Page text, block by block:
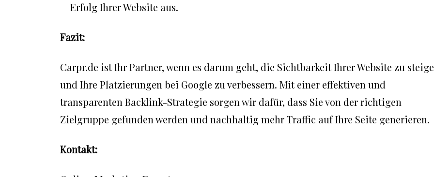
Erfolg Ihrer Website aus.
Fazit:
Carpr.de ist Ihr Partner, wenn es darum geht, die Sichtbarkeit Ihrer Website zu
und Ihre Platzierungen bei Google zu verbessern. Mit einer effektiven und
transparenten Backlink-Strategie sorgen wir dafür, dass Sie von der richtigen
Zielgruppe gefunden werden und nachhaltig mehr Traffic auf Ihre Seite generieren.
Kontakt: